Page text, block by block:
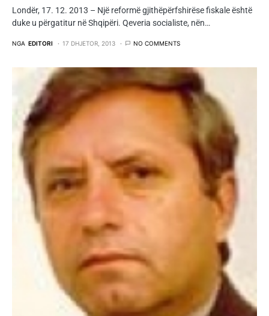
Londër, 17. 12. 2013 – Një reformë gjithëpërfshirëse fiskale është
duke u përgatitur në Shqipëri. Qeveria socialiste, nën…
NGA EDITORI 17 DHJETOR, 2013 NO COMMENTS